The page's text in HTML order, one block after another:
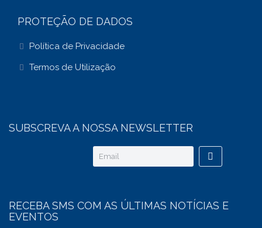
PROTEÇÃO DE DADOS
Política de Privacidade
Termos de Utilização
SUBSCREVA A NOSSA NEWSLETTER
RECEBA SMS COM AS ÚLTIMAS NOTÍCIAS E
EVENTOS